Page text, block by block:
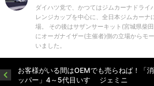
ダイハツ党で、かつてはジムカーナドライ
レンジカップを中心に、全日本ジムカーナ
場。 その後はサザンサーキット(宮城県柴
にオーガナイザー(主催者)側の立場からモ
いました。
お客様がいる間はOEMでも売らねば！「
ッパー」4～5代目いすゞ ジェミニ